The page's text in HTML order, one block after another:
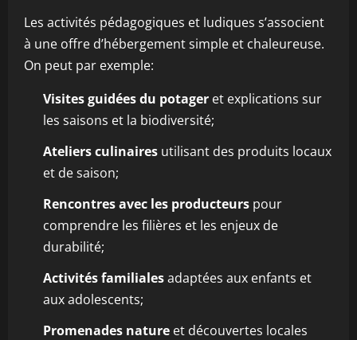
Les activités pédagogiques et ludiques s’associent
à une offre d’hébergement simple et chaleureuse.
On peut par exemple:
Visites guidées du potager et explications sur
les saisons et la biodiversité;
Ateliers culinaires utilisant des produits locaux
et de saison;
Rencontres avec les producteurs pour
comprendre les filières et les enjeux de
durabilité;
Activités familialesadaptées aux enfants et
aux adolescents;
Promenades nature et découvertes locales